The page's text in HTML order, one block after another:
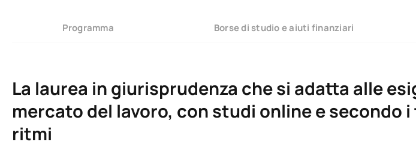
Programma Borse di studio e aiuti finanziari
La laurea in giurisprudenza che si adatta alle
mercato del lavoro, con studi online e secondo
ritmi